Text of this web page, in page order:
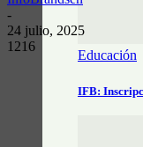
Educación
IFB:
-
24 julio, 2025
1216